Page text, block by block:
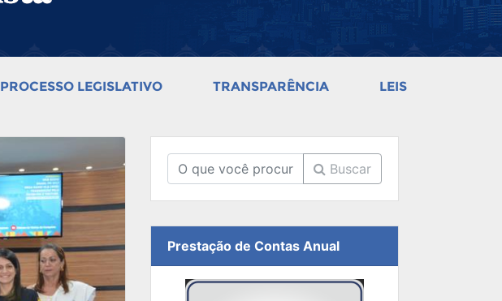
PROCESSO LEGISLATIVO TRANSPARÊNCIA
LEIS
Buscar
Prestação de Contas Anual